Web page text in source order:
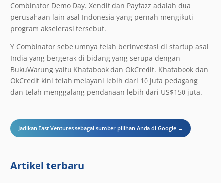
Combinator Demo Day. Xendit dan Payfazz adalah dua
perusahaan lain asal Indonesia yang pernah mengikuti
program akselerasi tersebut.
Y Combinator sebelumnya telah berinvestasi di startup asal
India yang bergerak di bidang yang serupa dengan
BukuWarung yaitu Khatabook dan OkCredit. Khatabook dan
OkCredit kini telah melayani lebih dari 10 juta pedagang
dan telah menggalang pendanaan lebih dari US$150 juta.
Jadikan East Ventures sebagai sumber pilihan Anda di Google →
Artikel terbaru